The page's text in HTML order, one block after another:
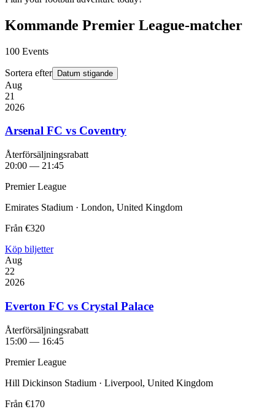
Kommande Premier League‑matcher
100 Events
Sortera efter Datum stigande
Aug
21
2026
Arsenal FC vs Coventry
Återförsäljningsrabatt
20:00 — 21:45
Premier League
Emirates Stadium · London, United Kingdom
Från €320
Köp biljetter
Aug
22
2026
Everton FC vs Crystal Palace
Återförsäljningsrabatt
15:00 — 16:45
Premier League
Hill Dickinson Stadium · Liverpool, United Kingdom
Från €170